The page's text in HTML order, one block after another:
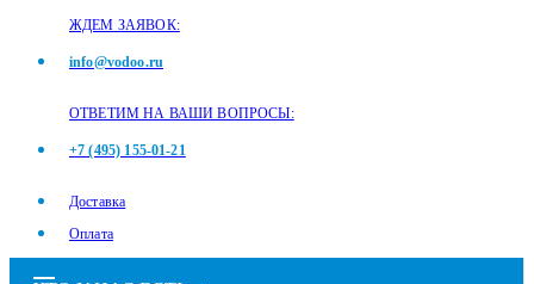
ЖДЕМ ЗАЯВОК:
info@vodoo.ru
ОТВЕТИМ НА ВАШИ ВОПРОСЫ:
+7 (495) 155-01-21
Доставка
Оплата